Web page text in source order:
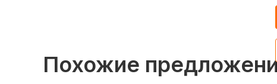
Похожие